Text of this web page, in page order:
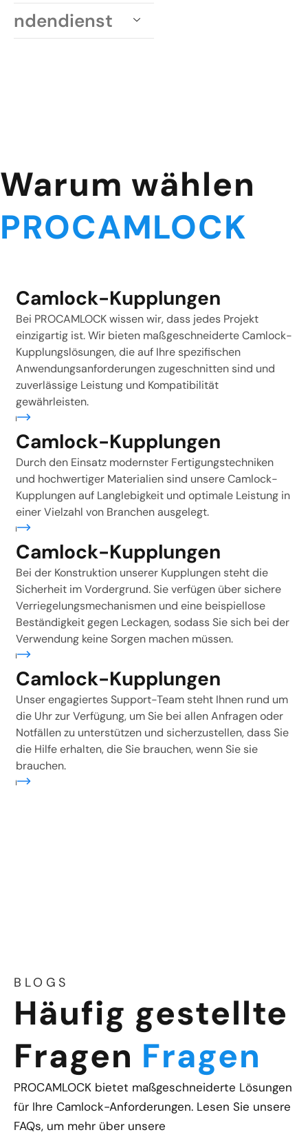
Warum wählen
PROCAMLOCK
Camlock-Kupplungen
Bei PROCAMLOCK wissen wir, dass jedes Projekt
einzigartig ist. Wir bieten maßgeschneiderte Camlock-
Kupplungslösungen, die auf Ihre spezifischen
Anwendungsanforderungen zugeschnitten sind und
zuverlässige Leistung und Kompatibilität
gewährleisten.
Camlock-Kupplungen
Durch den Einsatz modernster Fertigungstechniken
und hochwertiger Materialien sind unsere Camlock-
Kupplungen auf Langlebigkeit und optimale Leistung in
einer Vielzahl von Branchen ausgelegt.
Camlock-Kupplungen
Bei der Konstruktion unserer Kupplungen steht die
Sicherheit im Vordergrund. Sie verfügen über sichere
Verriegelungsmechanismen und eine beispiellose
Beständigkeit gegen Leckagen, sodass Sie sich bei der
Verwendung keine Sorgen machen müssen.
Camlock-Kupplungen
Unser engagiertes Support-Team steht Ihnen rund um
die Uhr zur Verfügung, um Sie bei allen Anfragen oder
Notfällen zu unterstützen und sicherzustellen, dass Sie
die Hilfe erhalten, die Sie brauchen, wenn Sie sie
brauchen.
BLOGS
Häufig gestellte
Fragen Fragen
PROCAMLOCK bietet maßgeschneiderte Lösungen
für Ihre Camlock-Anforderungen. Lesen Sie unsere
FAQs, um mehr über unsere